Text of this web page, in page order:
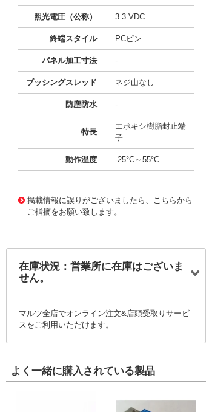
照光電圧（公称） 3.3 VDC
終端スタイル PCピン
パネル加工寸法 -
ブッシングスレッド ネジ山なし
防塵防水 -
特長
エポキシ樹脂封止端
子
動作温度 -25°C～55°C
掲載情報に誤りがございましたら、こちらから
ご指摘をお願い致します。
在庫状況：営業所に在庫はございま
せん。
マルツ全店でオンライン注文&店頭受取りサービ
スをご利用いただけます。
よく一緒に購入されている製品